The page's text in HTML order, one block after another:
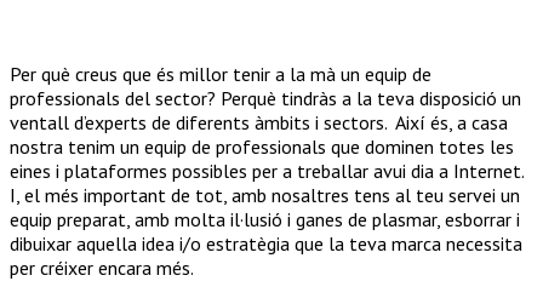
Per què creus que és millor tenir a la mà un equip de
professionals del sector? Perquè tindràs a la teva disposició un
ventall d’experts de diferents àmbits i sectors. Així és, a casa
nostra tenim un equip de professionals que dominen totes les
eines i plataformes possibles per a treballar avui dia a Internet.
I, el més important de tot, amb nosaltres tens al teu servei un
equip preparat, amb molta il·lusió i ganes de plasmar, esborrar i
dibuixar aquella idea i/o estratègia que la teva marca necessita
per créixer encara més.